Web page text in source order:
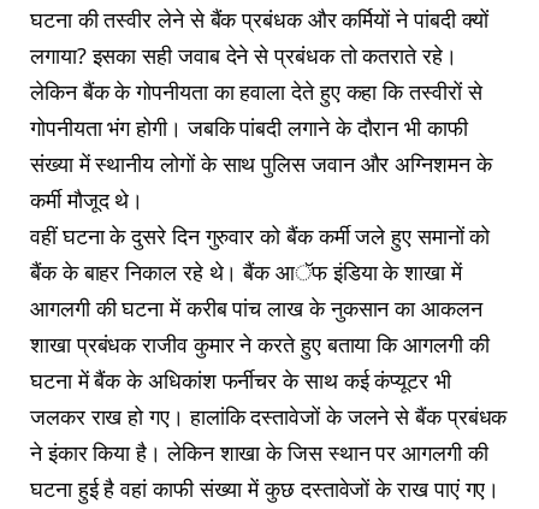
घटना की तस्वीर लेने से बैंक प्रबंधक और कर्मियों ने पांबदी क्यों
लगाया? इसका सही जवाब देने से प्रबंधक तो कतराते रहे।
लेकिन बैंक के गोपनीयता का हवाला देते हुए कहा कि तस्वीरों से
गोपनीयता भंग होगी। जबकि पांबदी लगाने के दौरान भी काफी
संख्या में स्थानीय लोगों के साथ पुलिस जवान और अग्निशमन के
कर्मी मौजूद थे।
वहीं घटना के दुसरे दिन गुरुवार को बैंक कर्मी जले हुए समानों को
बैंक के बाहर निकाल रहे थे। बैंक आॅफ इंडिया के शाखा में
आगलगी की घटना में करीब पांच लाख के नुकसान का आकलन
शाखा प्रबंधक राजीव कुमार ने करते हुए बताया कि आगलगी की
घटना में बैंक के अधिकांश फर्नीचर के साथ कई कंप्यूटर भी
जलकर राख हो गए। हालांकि दस्तावेजों के जलने से बैंक प्रबंधक
ने इंकार किया है। लेकिन शाखा के जिस स्थान पर आगलगी की
घटना हुई है वहां काफी संख्या में कुछ दस्तावेजों के राख पाएं गए।